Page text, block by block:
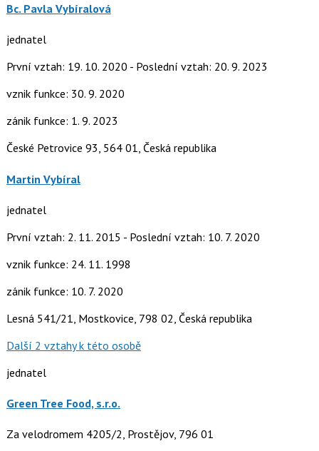
Bc. Pavla Vybíralová
jednatel
První vztah: 19. 10. 2020 - Poslední vztah: 20. 9. 2023
vznik funkce: 30. 9. 2020
zánik funkce: 1. 9. 2023
České Petrovice 93, 564 01, Česká republika
Martin Vybíral
jednatel
První vztah: 2. 11. 2015 - Poslední vztah: 10. 7. 2020
vznik funkce: 24. 11. 1998
zánik funkce: 10. 7. 2020
Lesná 541/21, Mostkovice, 798 02, Česká republika
Další 2 vztahy k této osobě
jednatel
Green Tree Food, s.r.o.
Za velodromem 4205/2, Prostějov, 796 01